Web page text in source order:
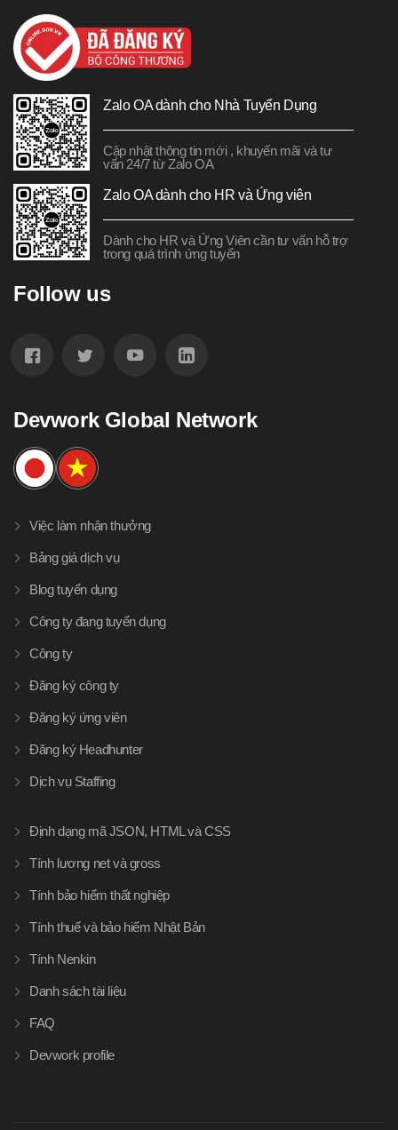
Zalo OA dành cho Nhà Tuyển Dụng
Cập nhật thông tin mới , khuyến mãi và tư
vấn 24/7 từ Zalo OA
Zalo OA dành cho HR và Ứng viên
Dành cho HR và Ứng Viên cần tư vấn hỗ trợ
trong quá trình ứng tuyển
Follow us
Devwork Global Network
Việc làm nhận thưởng
Bảng giá dịch vụ
Blog tuyển dụng
Công ty đang tuyển dụng
Công ty
Đăng ký công ty
Đăng ký ứng viên
Đăng ký Headhunter
Dịch vụ Staffing
Định dạng mã JSON, HTML và CSS
Tính lương net và gross
Tính bảo hiểm thất nghiệp
Tính thuế và bảo hiểm Nhật Bản
Tính Nenkin
Danh sách tài liệu
FAQ
Devwork profile